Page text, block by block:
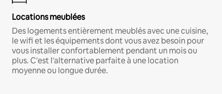
Locations meublées
Des logements entièrement meublés avec une cuisine,
le wifi et les équipements dont vous avez besoin pour
vous installer confortablement pendant un mois ou
plus. C'est l'alternative parfaite à une location
moyenne ou longue durée.